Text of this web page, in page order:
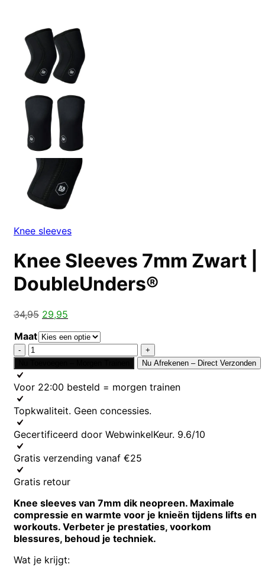
Knee sleeves
Knee Sleeves 7mm Zwart |
DoubleUnders®
34,95 Oorspronkelijke
was:
29,95
is:
Maat
Knee
Sleeves
7mm
Zwart
DoubleUnders®
Nu Afrekenen – Direct Verzonden
Voor 22:00 besteld = morgen trainen
Topkwaliteit. Geen concessies.
Gecertificeerd door WebwinkelKeur. 9.6/10
Gratis verzending vanaf €25
Gratis retour
Knee sleeves van 7mm dik neopreen. Maximale
compressie en warmte voor je knieën tijdens lifts en
workouts. Verbeter je prestaties, voorkom
blessures, behoud je techniek.
Wat je krijgt: